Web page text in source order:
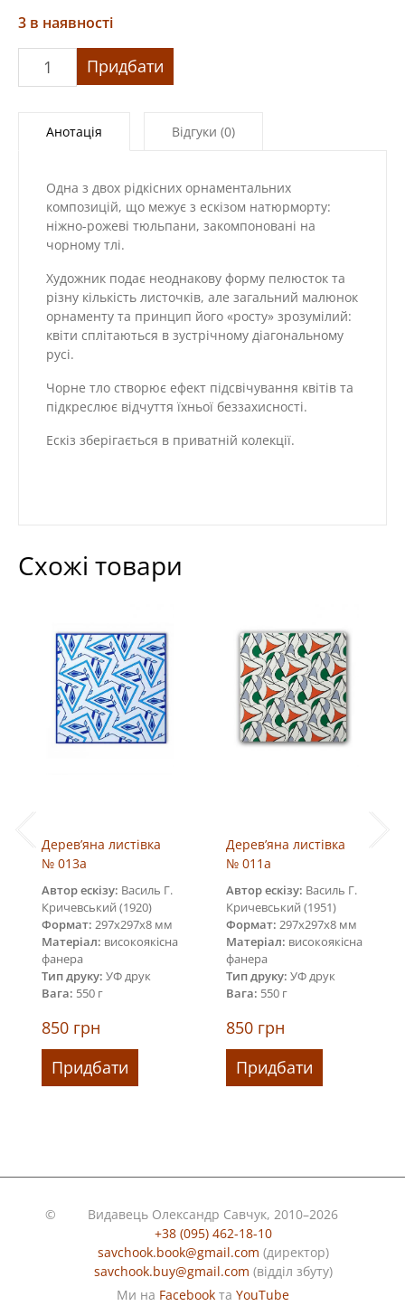
3 в наявності
листівка
кількість
Придбати
Анотація Відгуки (0)
Одна з двох рідкісних орнаментальних
композицій, що межує з ескізом натюрморту:
ніжно-рожеві тюльпани, закомпоновані на
чорному тлі.
Художник подає неоднакову форму пелюсток та
різну кількість листочків, але загальний малюнок
орнаменту та принцип його «росту» зрозумілий:
квіти сплітаються в зустрічному діагональному
русі.
Чорне тло створює ефект підсвічування квітів та
підкреслює відчуття їхньої беззахисності.
Ескіз зберігається в приватній колекції.
Схожі товари
Дерев’яна листівка
№ 013a
Автор ескізу: Василь Г.
Кричевський (1920)
Формат: 297х297х8 мм
Матеріал: високоякісна
фанера
Тип друку: УФ друк
Вага: 550 г
850 грн
Придбати
Дерев’яна листівка
№ 011a
Автор ескізу: Василь Г.
Кричевський (1951)
Формат: 297х297х8 мм
Матеріал: високоякісна
фанера
Тип друку: УФ друк
Вага: 550 г
850 грн
Придбати
©
Видавець Олександр Савчук, 2010–2026
+38 (095) 462-18-10
savchook.book@gmail.com (директор)
savchook.buy@gmail.com (відділ збуту)
Ми на Facebookта YouTube